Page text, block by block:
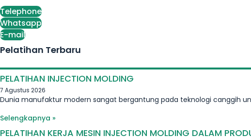
Telephone
Whatsapp
E-mail
Pelatihan Terbaru
PELATIHAN INJECTION MOLDING
7 Agustus 2026
Dunia manufaktur modern sangat bergantung pada teknologi canggih
Selengkapnya »
PELATIHAN KERJA MESIN INJECTION MOLDING DALAM